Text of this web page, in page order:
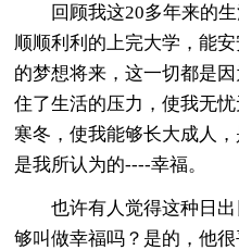
回顾我这20多年来的
顺顺利利的上完大学，能
的梦想将来，这一切都是
住了生活的压力，使我无
寒冬，使我能够长大成人
是我所认为的----幸福。
也许有人觉得这种日
够叫做幸福吗？是的，他